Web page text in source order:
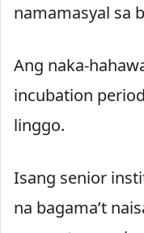
namamasyal sa
Ang naka-
incubation
linggo.
Isang senior
na bagama’t